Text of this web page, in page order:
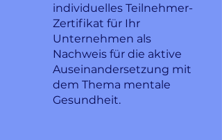
individuelles Teilnehmer-
Zertifikat für Ihr
Unternehmen als
Nachweis für die aktive
Auseinandersetzung mit
dem Thema mentale
Gesundheit.